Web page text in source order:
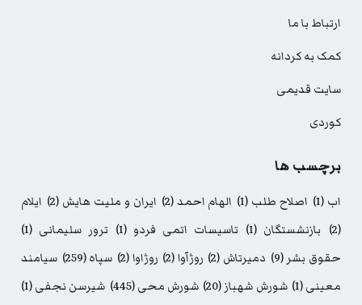
ارتباط با ما
کمک به کردانه
سایت قدیمی
کوردی
برچسب ها
اب (1) اصلاح طلب (1) الهام احمد(2) ایران و ملیت هایش (2)
ایلام
(2)
بازنشستگان (1) تاسیسات اتمی فردو (1) ترور سلیمانی (1)
حقوق بشر (9) دمیرتاش (2) روژآوا(2) روژاوا(2) سپاه(259)
سیامند
معینی(1) شورش شهباز(20) شورش محی(445) شیرسن نجفی(1)